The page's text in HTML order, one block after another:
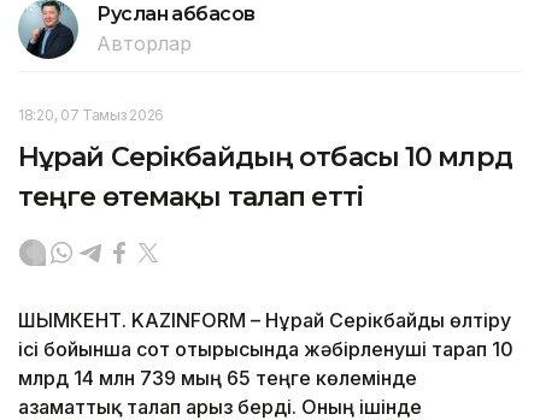
Руслан Ғаббасов
Авторлар
18:20, 07 Тамыз 2026
Нұрай Серікбайдың отбасы 10 млрд
теңге өтемақы талап етті
ШЫМКЕНТ. KAZINFORM – Нұрай Серікбайды өлтіру
ісі бойынша сот отырысында жәбірленуші тарап 10
млрд 14 млн 739 мың 65 теңге көлемінде
азаматтық талап арыз берді. Оның ішінде